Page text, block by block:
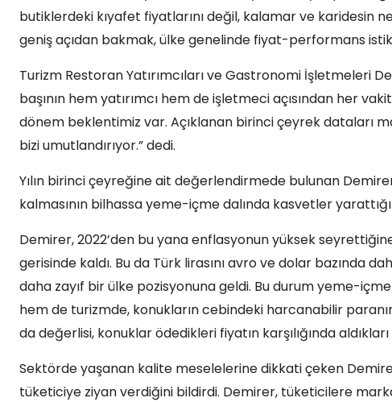
butiklerdeki kıyafet fiyatlarını değil, kalamar ve karidesin
geniş açıdan bakmak, ülke genelinde fiyat-performans
Turizm Restoran Yatırımcıları ve Gastronomi İşletmeleri
başının hem yatırımcı hem de işletmeci açısından her
dönem beklentimiz var. Açıklanan birinci çeyrek dataları
bizi umutlandırıyor.” dedi.
Yılın birinci çeyreğine ait değerlendirmede bulunan
kalmasının bilhassa yeme-içme dalında kasvetler
Demirer, 2022’den bu yana enflasyonun yüksek
gerisinde kaldı. Bu da Türk lirasını avro ve dolar bazında
daha zayıf bir ülke pozisyonuna geldi. Bu durum yeme-
hem de turizmde, konukların cebindeki harcanabilir
da değerlisi, konuklar ödedikleri fiyatın karşılığında
Sektörde yaşanan kalite meselelerine dikkati çeken
tüketiciye ziyan verdiğini bildirdi. Demirer, tüketicilere